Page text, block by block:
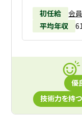
初任給
会
平均年収
優
技術力を持